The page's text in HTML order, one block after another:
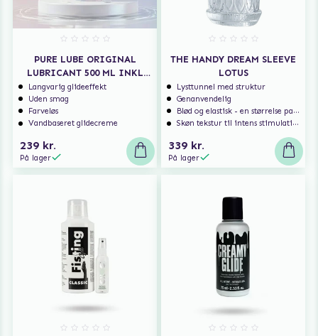
PURE LUBE ORIGINAL
LUBRICANT 500 ML INKL
PUMP
Langvarig glideeffekt
Uden smag
Farveløs
Vandbaseret glidecreme
239 kr.
På lager
THE HANDY DREAM SLEEVE
LOTUS
Lysttunnel med struktur
Genanvendelig
Blød og elastisk - en størrelse passer til de fleste
Skøn tekstur til intens stimulation!
339 kr.
På lager